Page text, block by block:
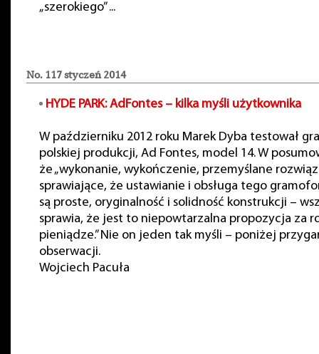
„szerokiego” ...
No. 117 styczeń 2014
HYDE PARK:AdFontes– kilka myśli użytkownika
W październiku 2012 roku Marek Dyba testował
polskiej produkcji, Ad Fontes, model 14. W
że „wykonanie, wykończenie, przemyślane
sprawiające, że ustawianie i obsługa tego
są proste, oryginalność i solidność konstrukcji –
sprawia, że jest to niepowtarzalna propozycja za
pieniądze.” Nie on jeden tak myśli – poniżej
obserwacji.
Wojciech Pacuła